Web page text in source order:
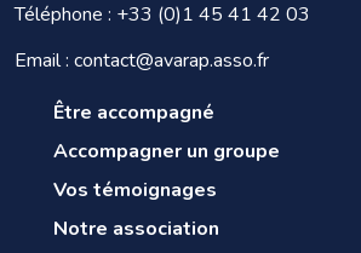
Téléphone : +33 (0)1 45 41 42 03
Email : contact@avarap.asso.fr
Être accompagné
Accompagner un groupe
Vos témoignages
Notre association